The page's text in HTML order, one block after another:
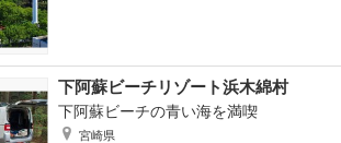
下阿蘇ビーチリゾート浜木綿村
下阿蘇ビーチの青い海を満喫
宮崎県